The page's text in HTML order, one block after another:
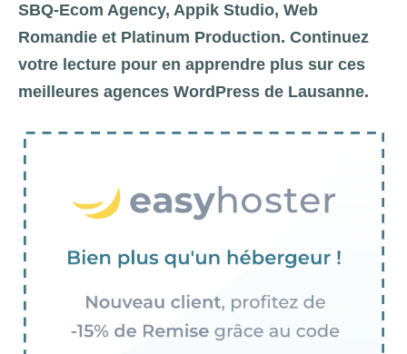
SBQ-Ecom Agency, Appik Studio, Web
Romandie et Platinum Production. Continuez
votre lecture pour en apprendre plus sur ces
meilleures agences WordPress de Lausanne.